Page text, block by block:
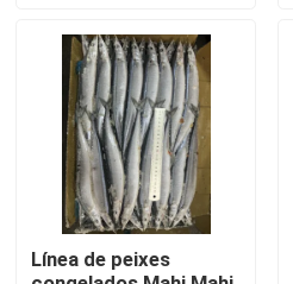
Para casa
Produtos
Vídeos
Línea de peixes